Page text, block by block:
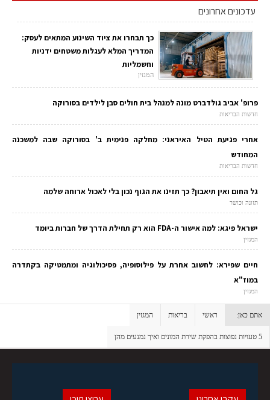
עדכונים אחרונים
כך תבחרו את ציוד השינוע המתאים לעסק:
המדריך המלא לעגלות משטחים ידניות
וחשמליות
המגזין
פרופ' אביב גולדברט מונה למנהל בית חולים סבן לילדים בסורוקה
חדשות הבריאות
אחרי פגיעת הטיל האיראני: מחלקה פנימית ב' בסורוקה שבה למשכנה
המחודש
חדשות הבריאות
גל החום ואין תיאבון? כך תזינו את הגוף נכון בלי לאכול ארוחה שלמה
תזונה וכושר
ישראל פיגא: למה אישור ה-FDA הוא רק תחילת הדרך של חברות ביומד
המגזין
חיים שפירא: לחשוב אחרת על פילוסופיה, פסיכולוגיה ומתמטיקה בקתדרה
במוז"א
המגזין
אתם כאן: ראשי בריאות המגזין
5 טעויות נפוצות בהפקת שירת המונים ואיך נמנעים מהן